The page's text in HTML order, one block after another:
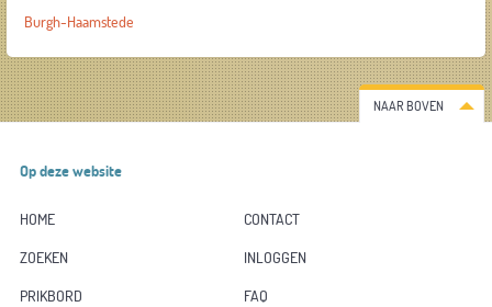
Burgh-Haamstede
NAAR BOVEN
Op deze website
HOME
CONTACT
ZOEKEN
INLOGGEN
PRIKBORD
FAQ